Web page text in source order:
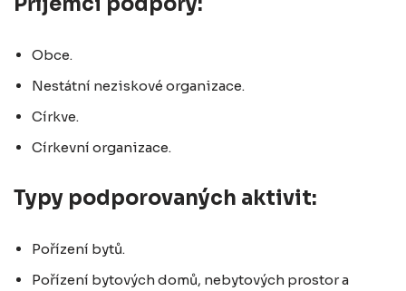
Obce.
Nestátní neziskové organizace.
Církve.
Církevní organizace.
Typy podporovaných aktivit:
Pořízení bytů.
Pořízení bytových domů, nebytových prostor a